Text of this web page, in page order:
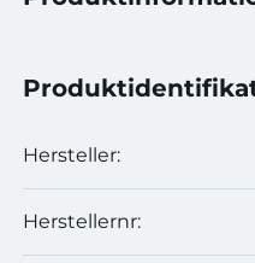
Hersteller:
Herstellernr: